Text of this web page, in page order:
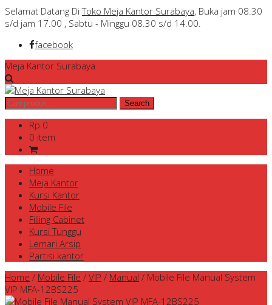
Selamat Datang DiToko Meja Kantor Surabaya, Buka jam 08.30
s/d jam 17.00 , Sabtu - Minggu 08.30 s/d 14.00.
facebook
Meja Kantor Surabaya
Rp 0
0 item
Home
Meja Kantor
Kursi Kantor
Mobile File
Filling Cabinet
Kursi Tunggu
Lemari Arsip
Partisi kantor
Home / Mobile File / VIP / Manual / Mobile File Manual System
VIP MFA-12BS225